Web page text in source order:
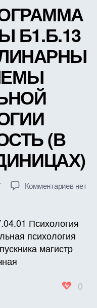
Б1.Б.13
(В
Комментариевк
нет
Психология
психология
магистр
0